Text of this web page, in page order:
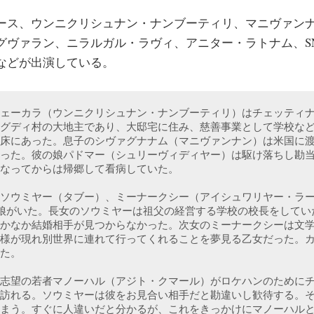
、ウンニクリシュナン・ナンブーティリ、マニヴァン
ヴァラン、ニラルガル・ラヴィ、アニター・ラトナム、
が出演している。
カラ（ウンニクリシュナン・ナンブーティリ）はチェッティ
ディ村の大地主であり、大邸宅に住み、慈善事業として学校な
にあった。息子のシヴァグナナム（マニヴァンナン）は米国に
た。彼の娘パドマー（シュリーヴィディヤー）は駆け落ちし勘
ってからは帰郷して看病していた。
ミヤー（タブー）、ミーナークシー（アイシュワリヤー・ラ
がいた。長女のソウミヤーは祖父の経営する学校の校長をして
なか結婚相手が見つからなかった。次女のミーナークシーは文
が現れ別世界に連れて行ってくれることを夢見る乙女だった。
。
の若者マノーハル（アジト・クマール）がロケハンのために
れる。ソウミヤーは彼をお見合い相手だと勘違いし歓待する。
う。すぐに人違いだと分かるが、これをきっかけにマノーハル